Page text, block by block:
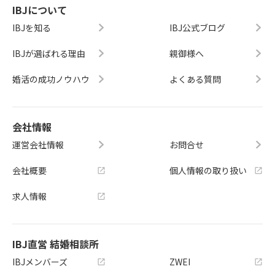
IBJについて
IBJを知る
IBJが選ばれる理由
婚活の成功ノウハウ
IBJ公式ブログ
親御様へ
よくある質問
会社情報
運営会社情報
会社概要
求人情報
お問合せ
個人情報の取り扱い
IBJ直営 結婚相談所
IBJメンバーズ ZWEI